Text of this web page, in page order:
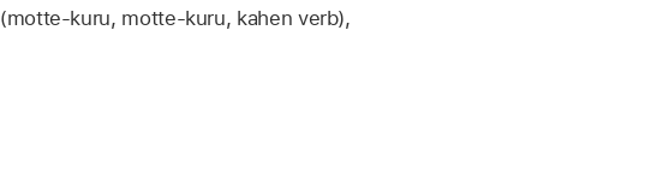
(motte-kuru, motte-kuru, kahen verb),